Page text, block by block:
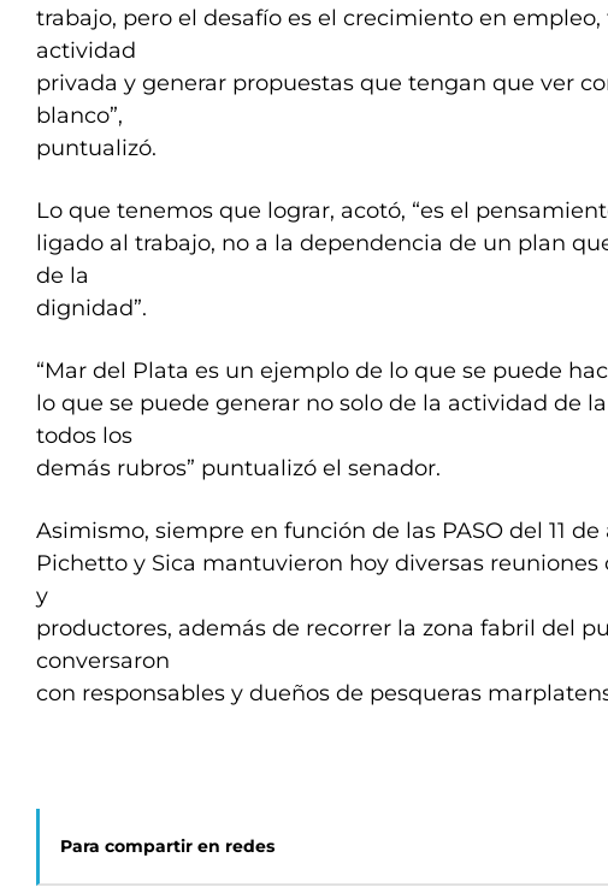
trabajo, pero el desafío es el crecimiento en empleo,
actividad
privada y generar propuestas que tengan que ver
blanco”,
puntualizó.
Lo que tenemos que lograr, acotó, “es el
ligado al trabajo, no a la dependencia de un plan
de la
dignidad”.
“Mar del Plata es un ejemplo de lo que se puede
lo que se puede generar no solo de la actividad de
todos los
demás rubros” puntualizó el senador.
Asimismo, siempre en función de las PASO del 11 de
Pichetto y Sica mantuvieron hoy diversas reuniones
y
productores, además de recorrer la zona fabril del
conversaron
con responsables y dueños de pesqueras
Para compartir en redes